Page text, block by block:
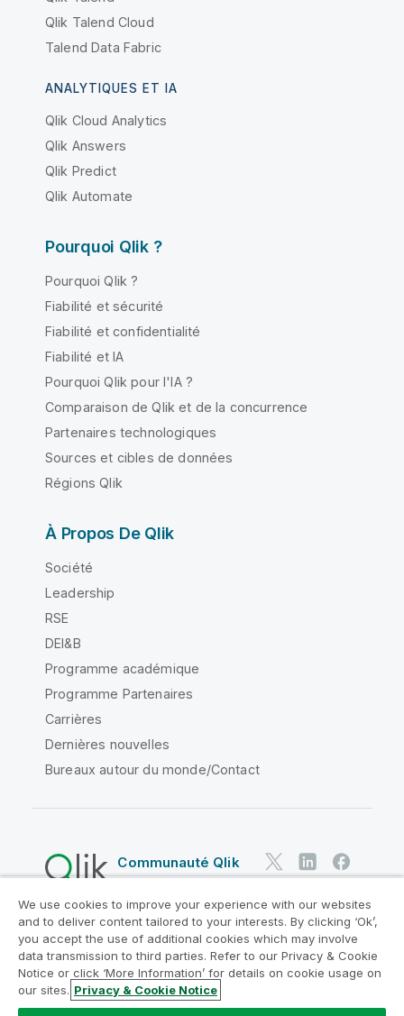
Qlik Talend Cloud
Talend Data Fabric
ANALYTIQUES ET IA
Qlik Cloud Analytics
Qlik Answers
Qlik Predict
Qlik Automate
Pourquoi Qlik ?
Pourquoi Qlik ?
Fiabilité et sécurité
Fiabilité et confidentialité
Fiabilité et IA
Pourquoi Qlik pour l'IA ?
Comparaison de Qlik et de la concurrence
Partenaires technologiques
Sources et cibles de données
Régions Qlik
À Propos De Qlik
Société
Leadership
RSE
DEI&B
Programme académique
Programme Partenaires
Carrières
Dernières nouvelles
Bureaux autour du monde/Contact
Communauté Qlik
Contrats juridiques
Conditions d'utilisation des produits
Legal Policies
Conditions légales
Conditions d'utilisation
Marques
Do Not Share My Info
We use cookies to improve your experience with our websites
and to deliver content tailored to your interests. By clicking ‘Ok’,
you accept the use of additional cookies which may involve
data transmission to third parties. Refer to our Privacy & Cookie
Notice or click ‘More Information’ for details on cookie usage on
our sites. Privacy & Cookie Notice